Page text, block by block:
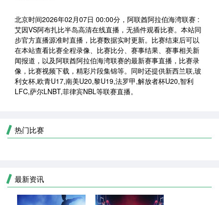
北京时间2026年02月07日 00:00分，阿联酋阿拉伯海湾联赛 :
艾因VS阿布扎比半岛高清在线直播，无插件观看比赛。本站同
步官方直播源准时直播，比赛数据实时更新。比赛结束后可以
在本站查看比赛全程录像、比赛比分、赛事结果、赛事相关新
闻报道，以及阿联酋阿拉伯海湾联赛的最新赛事直播，比赛录
像，比赛视频下载，精彩片段集锦等。同时还提供新西兰联,玻
利女杯,欧青U17,南美U20,黎U19,法罗甲,解放者杯U20,智利
LFC,萨尔LNBT,菲律宾NBL等联赛直播。
热门比赛
最新资讯